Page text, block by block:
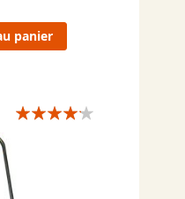
panier
Évaluation: